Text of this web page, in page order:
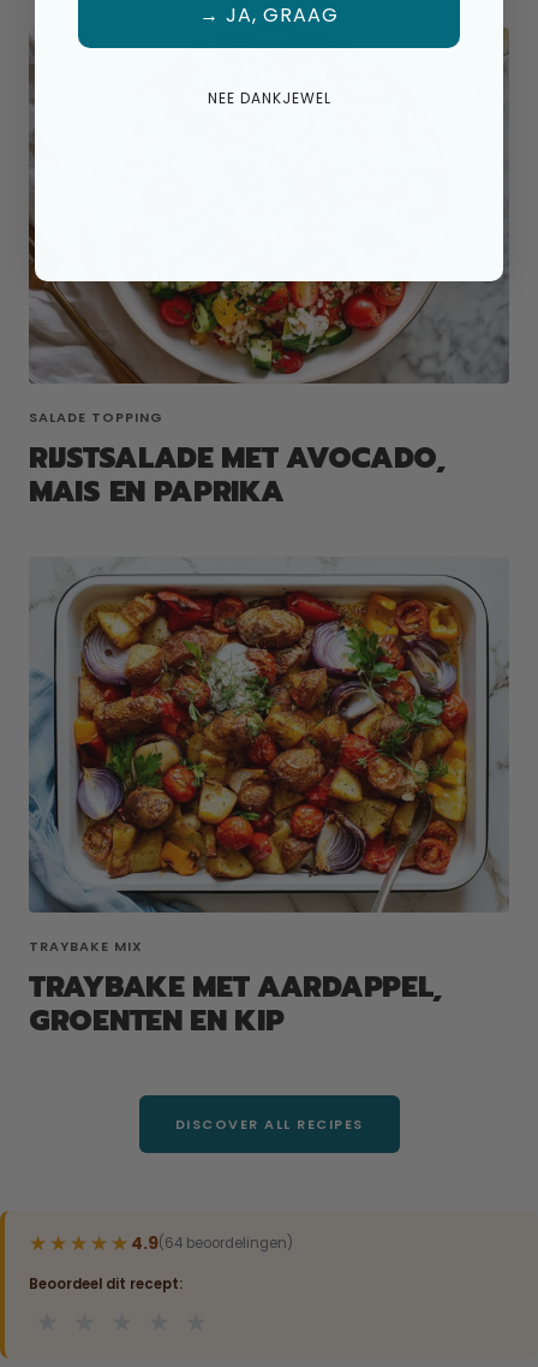
SALADE TOPPING
RIJSTSALADE MET AVOCADO,
MAIS EN PAPRIKA
TRAYBAKE MIX
TRAYBAKE MET AARDAPPEL,
GROENTEN EN KIP
DISCOVER ALL RECIPES
★★★★★
★★★★★ 4.9(64 beoordelingen)
Beoordeel dit recept:
→ JA, GRAAG
NEE DANKJEWEL